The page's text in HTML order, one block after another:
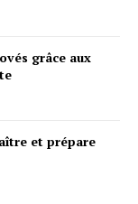
grâce aux
et prépare